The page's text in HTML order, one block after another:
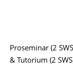
Proseminar (2
& Tutorium (2